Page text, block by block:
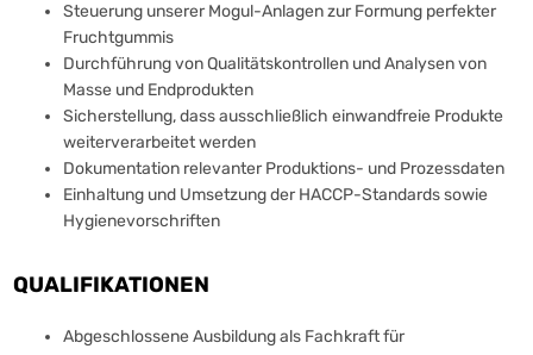
Steuerung unserer Mogul-Anlagen zur Formung perfekter
Fruchtgummis
Durchführung von Qualitätskontrollen und Analysen von
Masse und Endprodukten
Sicherstellung, dass ausschließlich einwandfreie Produkte
weiterverarbeitet werden
Dokumentation relevanter Produktions- und Prozessdaten
Einhaltung und Umsetzung der HACCP-Standards sowie
Hygienevorschriften
QUALIFIKATIONEN
Abgeschlossene Ausbildung als Fachkraft für